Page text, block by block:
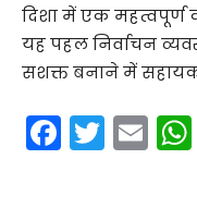
दिशा में एक महत्वपूर्ण
यह पहल निर्वाचन
सशक्त बनाने में सहायक
F
a
T
w
E
m